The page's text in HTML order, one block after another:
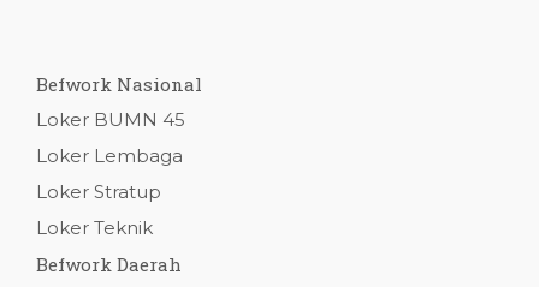
Befwork Nasional
Loker BUMN 45
Loker Lembaga
Loker Stratup
Loker Teknik
Befwork Daerah